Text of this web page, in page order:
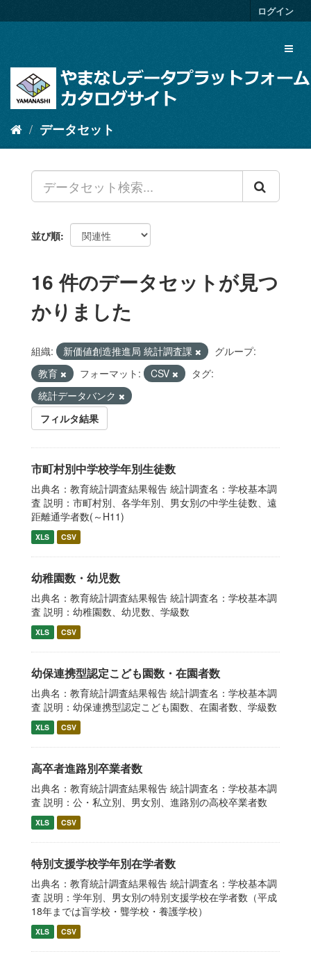
キ
ログイン
データセット
並び順
16 件のデータセットが見つ
かりました
組織: 新価値創造推進局 統計調査課
グループ:
教育
フォーマット: CSV
タグ:
統計データバンク
フィルタ結果
市町村別中学校学年別生徒数
出典名：教育統計調査結果報告 統計調査名：学校基本調
査 説明：市町村別、各学年別、男女別の中学生徒数、遠
距離通学者数(～H11)
XLS CSV
幼稚園数・幼児数
出典名：教育統計調査結果報告 統計調査名：学校基本調
査 説明：幼稚園数、幼児数、学級数
XLS CSV
幼保連携型認定こども園数・在園者数
出典名：教育統計調査結果報告 統計調査名：学校基本調
査 説明：幼保連携型認定こども園数、在園者数、学級数
XLS CSV
高卒者進路別卒業者数
出典名：教育統計調査結果報告 統計調査名：学校基本調
査 説明：公・私立別、男女別、進路別の高校卒業者数
XLS CSV
特別支援学校学年別在学者数
出典名：教育統計調査結果報告 統計調査名：学校基本調
査 説明：学年別、男女別の特別支援学校在学者数（平成
18年までは盲学校・聾学校・養護学校）
XLS CSV